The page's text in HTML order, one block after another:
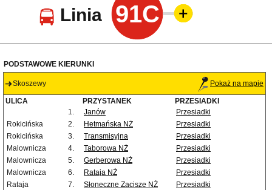
Linia 91C
PODSTAWOWE KIERUNKI
Skoszewy Pokaż na mapie
ULICA PRZYSTANEK
PRZESIADKI
1.
Janów
Przesiadki
Rokicińska
2. Hetmańska NŻ
Przesiadki
Rokicińska
3. Transmisyjna
Przesiadki
Malownicza
4. Taborowa NŻ
Przesiadki
Malownicza
5. Gerberowa NŻ
Przesiadki
Malownicza
6. Rataja NŻ
Przesiadki
Rataja
7. Słoneczne Zacisze NŻ
Przesiadki